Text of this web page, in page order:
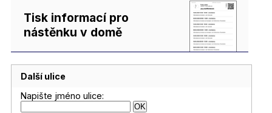
Tisk informací pro
nástěnku v domě
Další ulice
Napište jméno ulice: